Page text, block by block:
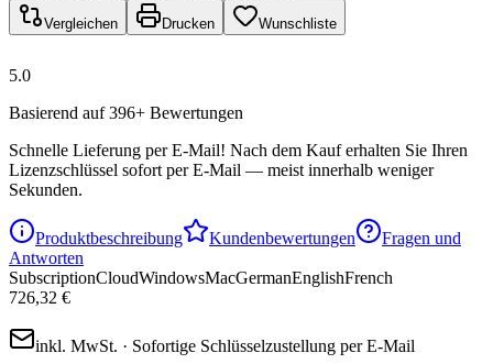
Vergleichen Drucken Wunschliste
5.0
Basierend auf 396+ Bewertungen
Schnelle Lieferung per E-Mail! Nach dem Kauf erhalten Sie Ihren
Lizenzschlüssel sofort per E-Mail — meist innerhalb weniger
Sekunden.
Produktbeschreibung Kundenbewertungen
Fragen und
Antworten
SubscriptionCloudWindowsMacGermanEnglishFrench
726,32 €
inkl. MwSt. · Sofortige Schlüsselzustellung per E-Mail